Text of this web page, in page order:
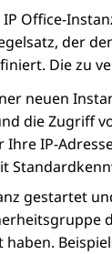
IP Office-
der
Die zu
neuen
die Zugriff
IP-
gestartet
haben.